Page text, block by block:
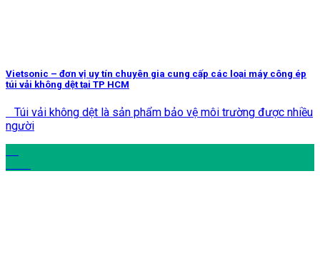
Vietsonic – đơn vị uy tín chuyên gia cung cấp các loại máy công ép
túi vải không dệt tại TP HCM
Túi vải không dệt là sản phẩm bảo vệ môi trường được nhiều
người